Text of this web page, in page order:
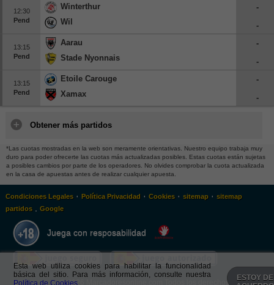
12:30
Pend
Winterthur
Wil
-
-
13:15
Pend
Aarau
Stade Nyonnais
-
-
13:15
Pend
Etoile Carouge
Xamax
-
-
Obtener más partidos
*Las cuotas mostradas en la web son meramente orientativas. Nuestro equipo trabaja muy
duro para poder ofrecerte las cuotas más actualizadas posibles. Estas cuotas están sujetas
a posibles cambios por parte de los operadores. No olvides comprobar la cuota actualizada
en la casa de apuestas antes de realizar cualquier apuesta.
Condiciones Legales· Política Privacidad · Cookies· sitemap· sitemap
partidos. Google
Juega con resposabilidad
© 2026 Marcadoresonline.com Todos los derechos reservados
Esta web utiliza cookies para habilitar la funcionalidad
básica del sitio. Para más información, consulte nuestra
Política de Cookies.
ESTOY DE